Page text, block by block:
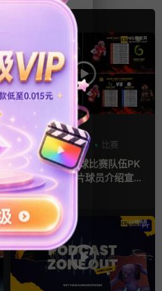
AE模板
分数
字幕模板 比赛
ae体育模板 足球比赛队伍PK
比分牌对决卡片球员介绍宣传
视频AE模板
11小时前